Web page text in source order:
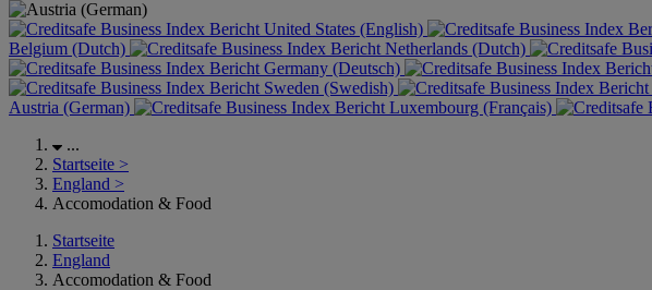
United States (English)
Belgium (Dutch)
Netherlands (Dutch)
Germany (Deutsch)
Sweden (Swedish)
Austria (German)
Luxembourg (Français)
...
Startseite >
England >
Accomodation & Food
Startseite
England
Accomodation & Food